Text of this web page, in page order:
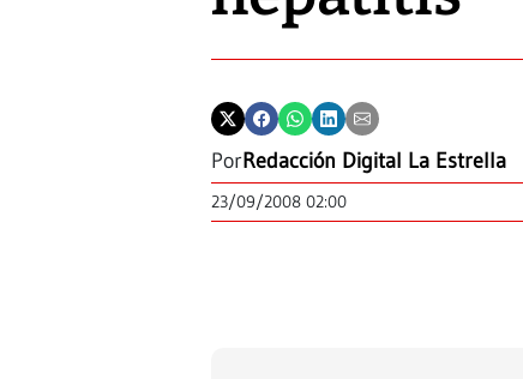
PorRedacción Digital La Estrella
23/09/2008 02:00